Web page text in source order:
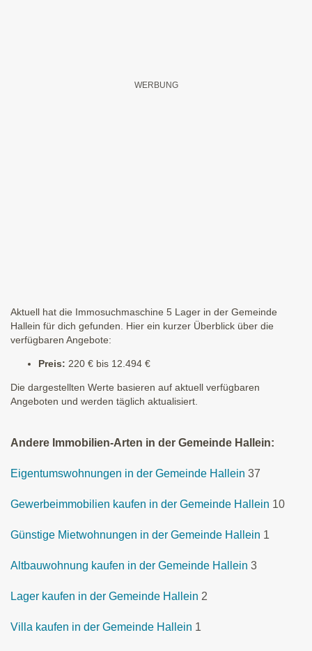
Aktuell hat die Immosuchmaschine 5 Lager in der Gemeinde
Hallein für dich gefunden. Hier ein kurzer Überblick über die
verfügbaren Angebote:
Preis: 220 € bis 12.494 €
Die dargestellten Werte basieren auf aktuell verfügbaren
Angeboten und werden täglich aktualisiert.
Andere Immobilien-Arten in der Gemeinde Hallein:
Eigentumswohnungen in der Gemeinde Hallein 37
Gewerbeimmobilien kaufen in der Gemeinde Hallein 10
Günstige Mietwohnungen in der Gemeinde Hallein 1
Altbauwohnung kaufen in der Gemeinde Hallein 3
Lager kaufen in der Gemeinde Hallein 2
Villa kaufen in der Gemeinde Hallein 1